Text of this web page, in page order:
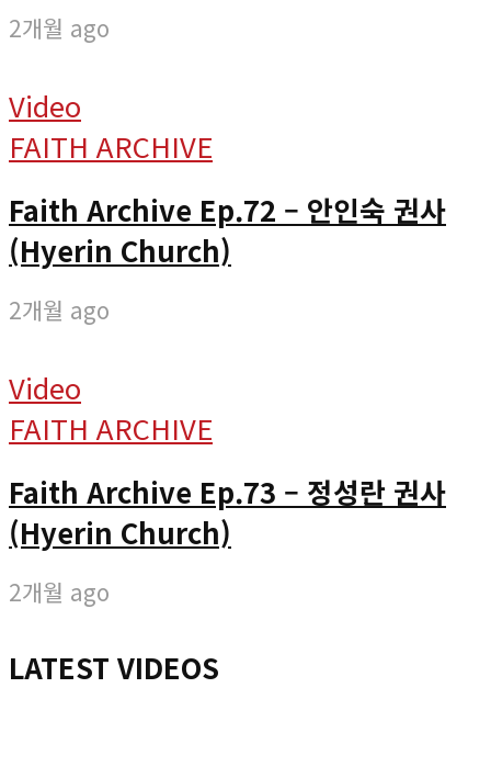
2개월 ago
Video
FAITH ARCHIVE
Faith Archive Ep.72 – 안인숙 권사
(Hyerin Church)
2개월 ago
Video
FAITH ARCHIVE
Faith Archive Ep.73 – 정성란 권사
(Hyerin Church)
2개월 ago
LATEST VIDEOS